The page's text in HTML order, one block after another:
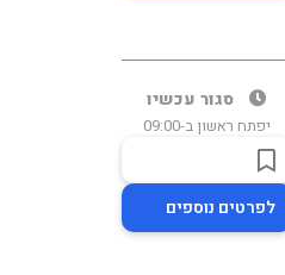
סגור עכשיו
יפתח ראשון ב-09:00
לפרטים נוספים